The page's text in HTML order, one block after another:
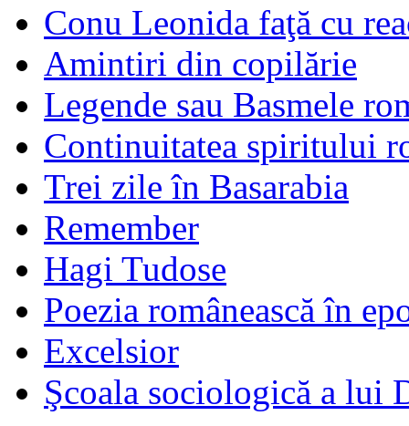
Conu Leonida faţă cu
Amintiri din copilărie
Legende sau Basmele
Continuitatea spiritului
Trei zile în Basarabia
Remember
Hagi Tudose
Poezia românească în
Excelsior
Şcoala sociologică a lui